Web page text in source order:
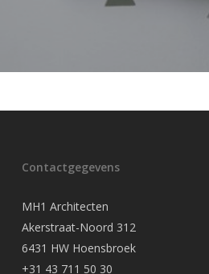
Contactgegevens
MH1 Architecten
Akerstraat-Noord 312
6431 HW Hoensbroek
+31 43 711 50 30